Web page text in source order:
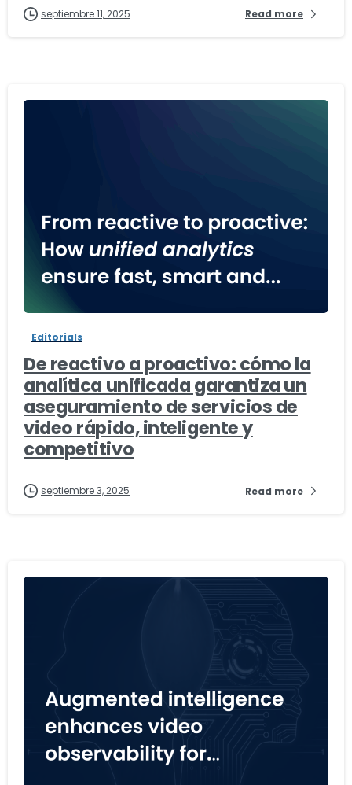
septiembre 11, 2025 Read more
Editorials
De reactivo a proactivo: cómo la
analítica unificada garantiza un
aseguramiento de servicios de
video rápido, inteligente y
competitivo
septiembre 3, 2025 Read more